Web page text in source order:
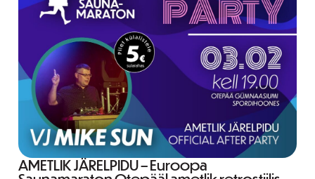
AMETLIK JÄRELPIDU – Euroopa